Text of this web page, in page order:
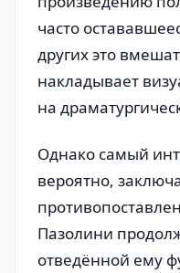
часто
других это
накладывает
на
Однако самый
вероятно,
Пазолини
отведённой ему